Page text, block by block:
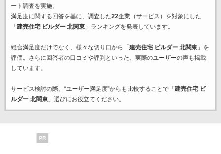
ート調査を実施。
満足度に関する回答を基に、調査した22企業（サービス）を対象にした
「 建売住宅 ビルダー 北関東」ランキングを発表しています。
総合満足度だけでなく、様々な切り口から「 建売住宅 ビルダー 北関東」を
評価。さらに回答者の口コミや評判といった、実際のユーザーの声も掲載
しています。
サービス検討の際、“ユーザー満足度”からも比較することで「 建売住宅 ビ
ルダー 北関東」選びにお役立てください。
PR